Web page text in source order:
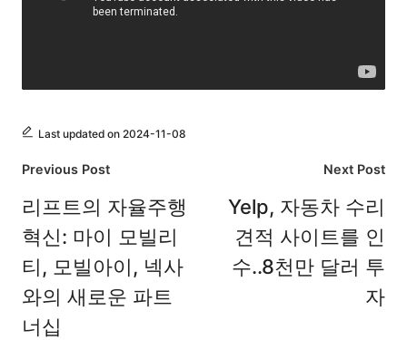
Last updated on 2024-11-08
Post
navigation
Previous Post
리프트의 자율주행
혁신: 마이 모빌리
티, 모빌아이, 넥사
와의 새로운 파트
너십
Next Post
Yelp, 자동차 수리
견적 사이트를 인
수..8천만 달러 투
자